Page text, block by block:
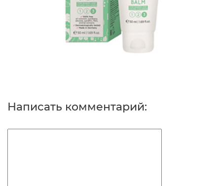
Написать комментарий: